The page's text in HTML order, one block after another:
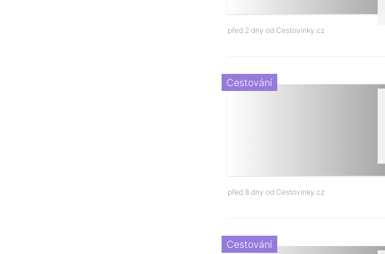
před 2 dny od Cestovinky.cz
Cestování
před 8 dny od Cestovinky.cz
Cestování